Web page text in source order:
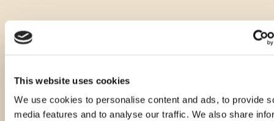
This website uses cookies
We use cookies to personalise content and ads, to provide
media features and to analyse our traffic. We also share